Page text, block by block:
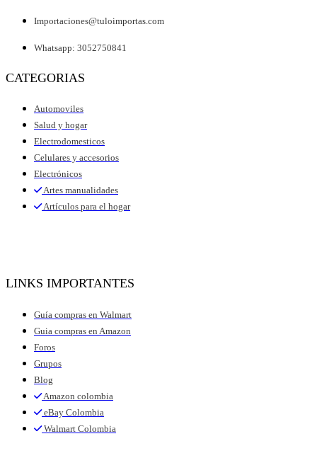
Importaciones@tuloimportas.com
Whatsapp: 3052750841
CATEGORIAS
Automoviles
Salud y hogar
Electrodomesticos
Celulares y accesorios
Electrónicos
Artes manualidades
Artículos para el hogar
LINKS IMPORTANTES
Guía compras en Walmart
Guia compras en Amazon
Foros
Grupos
Blog
Amazon colombia
eBay Colombia
Walmart Colombia